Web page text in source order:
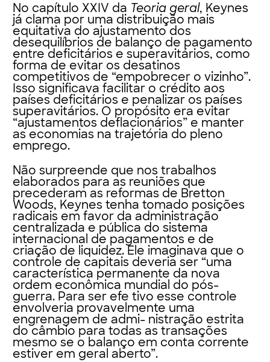
No capítulo XXIV da Teoria geral, Keynes
já clama por uma distribuição mais
equitativa do ajustamento dos
desequilíbrios de balanço de pagamento
entre deficitários e superavitários, como
forma de evitar os desatinos
competitivos de “empobrecer o vizinho”.
Isso significava facilitar o crédito aos
países deficitários e penalizar os países
superavitários. O propósito era evitar
“ajustamentos deflacionários” e manter
as economias na trajetória do pleno
emprego.
Não surpreende que nos trabalhos
elaborados para as reuniões que
precederam as reformas de Bretton
Woods, Keynes tenha tomado posições
radicais em favor da administração
centralizada e pública do sistema
internacional de pagamentos e de
criação de liquidez. Ele imaginava que o
controle de capitais deveria ser “uma
característica permanente da nova
ordem econômica mundial do pós-
guerra. Para ser efe tivo esse controle
envolveria provavelmente uma
engrenagem de admi- nistração estrita
do câmbio para todas as transações
mesmo se o balanço em conta corrente
estiver em geral aberto”.